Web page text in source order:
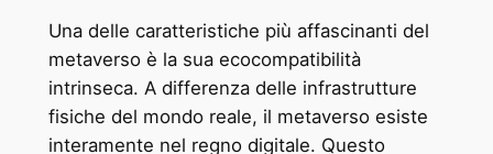
Una delle caratteristiche più affascinanti del
metaverso è la sua ecocompatibilità
intrinseca. A differenza delle infrastrutture
fisiche del mondo reale, il metaverso esiste
interamente nel regno digitale. Questo